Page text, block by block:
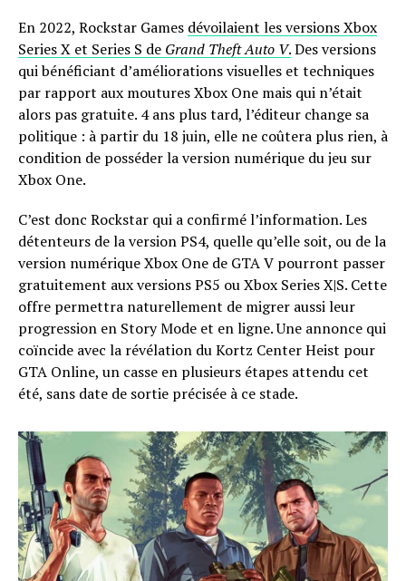
En 2022, Rockstar Games dévoilaient les versions Xbox
Series X et Series S de Grand Theft Auto V.Des versions
qui bénéficiant d’améliorations visuelles et techniques
par rapport aux moutures Xbox One mais qui n’était
alors pas gratuite. 4 ans plus tard, l’éditeur change sa
politique : à partir du 18 juin, elle ne coûtera plus rien, à
condition de posséder la version numérique du jeu sur
Xbox One.
C’est donc Rockstar qui a confirmé l’information. Les
détenteurs de la version PS4, quelle qu’elle soit, ou de la
version numérique Xbox One de GTA V pourront passer
gratuitement aux versions PS5 ou Xbox Series X|S. Cette
offre permettra naturellement de migrer aussi leur
progression en Story Mode et en ligne. Une annonce qui
coïncide avec la révélation du Kortz Center Heist pour
GTA Online, un casse en plusieurs étapes attendu cet
été, sans date de sortie précisée à ce stade.